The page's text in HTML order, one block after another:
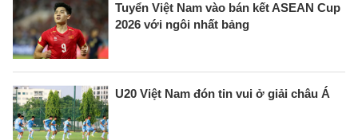
Tuyển Việt Nam vào bán kết ASEAN Cup
2026 với ngôi nhất bảng
U20 Việt Nam đón tin vui ở giải châu Á